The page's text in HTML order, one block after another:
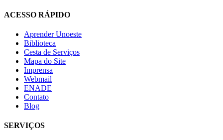
ACESSO RÁPIDO
Aprender Unoeste
Biblioteca
Cesta de Serviços
Mapa do Site
Imprensa
Webmail
ENADE
Contato
Blog
SERVIÇOS